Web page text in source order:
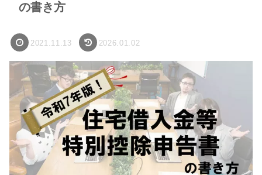
の書き方
2021.11.13 2026.01.02